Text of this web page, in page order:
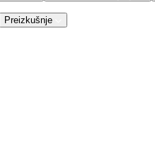
Preizkušnje